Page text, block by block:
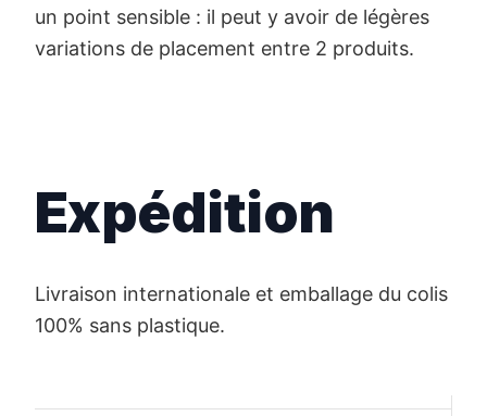
un point sensible : il peut y avoir de légères
variations de placement entre 2 produits.
Expédition
Livraison internationale et emballage du colis
100% sans plastique.